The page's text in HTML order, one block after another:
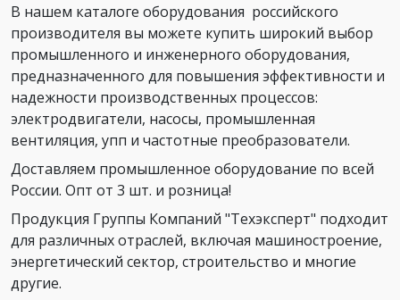
В нашем каталоге оборудования российского
производителя вы можете купить широкий выбор
промышленного и инженерного оборудования,
предназначенного для повышения эффективности и
надежности производственных процессов:
электродвигатели, насосы, промышленная
вентиляция, упп и частотные преобразователи.
Доставляем промышленное оборудование по всей
России. Опт от 3 шт. и розница!
Продукция Группы Компаний "Техэксперт" подходит
для различных отраслей, включая машиностроение,
энергетический сектор, строительство и многие
другие.